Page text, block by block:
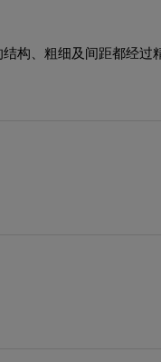
构、粗细及间距都经过